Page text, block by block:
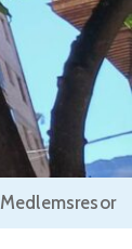
Medlemsresor